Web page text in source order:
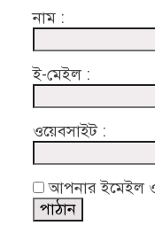
নাম :
ই-মেইল :
ওয়েবসাইট :
আপনার ইমেইল ও